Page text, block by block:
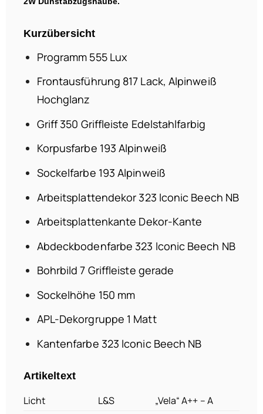
Kurzübersicht
Programm 555 Lux
Frontausführung 817 Lack, Alpinweiß
Hochglanz
Griff 350 Griffleiste Edelstahlfarbig
Korpusfarbe 193 Alpinweiß
Sockelfarbe 193 Alpinweiß
Arbeitsplattendekor 323 lconic Beech NB
Arbeitsplattenkante Dekor-Kante
Abdeckbodenfarbe 323 lconic Beech NB
Bohrbild 7 Griffleiste gerade
Sockelhöhe 150 mm
APL-Dekorgruppe 1 Matt
Kantenfarbe 323 lconic Beech NB
Artikeltext
Licht L&S
„Vela“ A++ – A